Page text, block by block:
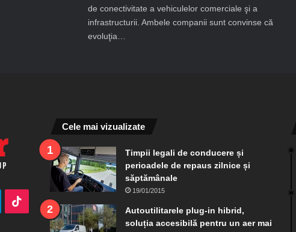
de conectivitate a vehiculelor comerciale şi a
infrastructurii. Ambele companii sunt convinse că
evoluţia…
TelegramTikTok
Cele mai vizualizate
Timpii legali de conducere și
perioadele de repaus zilnice și
săptămânale
19/01/2015
Autoutilitarele plug-in hibrid,
soluția accesibilă pentru un aer mai